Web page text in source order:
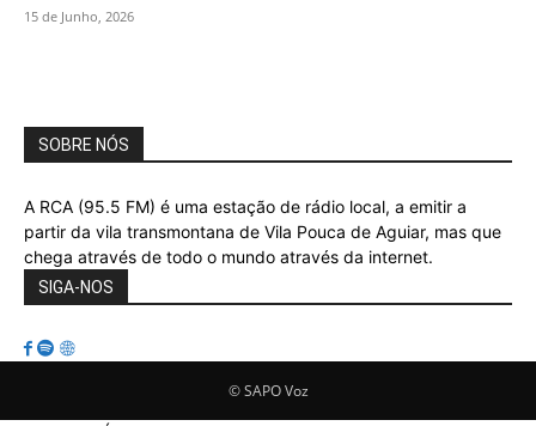
15 de Junho, 2026
SOBRE NÓS
A RCA (95.5 FM) é uma estação de rádio local, a emitir a
partir da vila transmontana de Vila Pouca de Aguiar, mas que
chega através de todo o mundo através da internet.
SIGA-NOS
© SAPO Voz